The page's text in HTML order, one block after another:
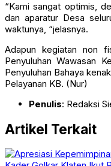
“Kami sangat optimis,
dan aparatur Desa
waktunya, “jelasnya.
Adapun kegiatan non
Penyuluhan Wawasan
Penyuluhan Bahaya
Pelayanan KB. (Nur)
Penulis: Redaksi
Artikel Terkait